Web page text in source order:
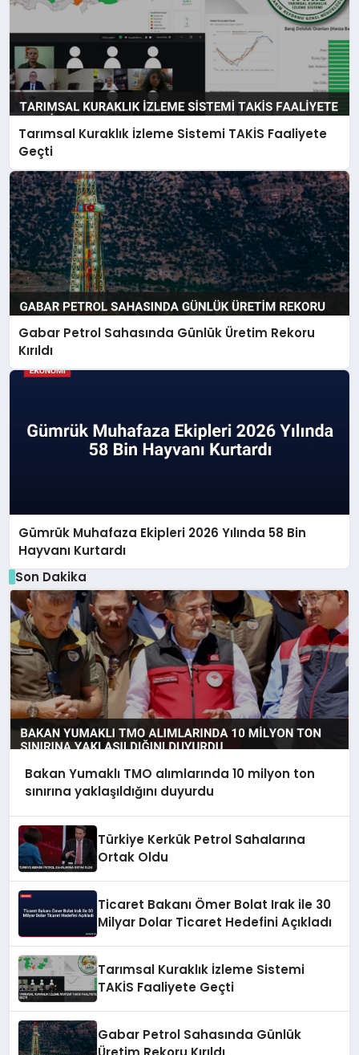
Tarımsal Kuraklık İzleme Sistemi TAKİS Faaliyete
Geçti
Gabar Petrol Sahasında Günlük Üretim Rekoru
Kırıldı
Gümrük Muhafaza Ekipleri 2026 Yılında 58 Bin
Hayvanı Kurtardı
Son Dakika
Bakan Yumaklı TMO alımlarında 10 milyon ton
sınırına yaklaşıldığını duyurdu
Türkiye Kerkük Petrol Sahalarına
Ortak Oldu
Ticaret Bakanı Ömer Bolat Irak ile 30
Milyar Dolar Ticaret Hedefini Açıkladı
Tarımsal Kuraklık İzleme Sistemi
TAKİS Faaliyete Geçti
Gabar Petrol Sahasında Günlük